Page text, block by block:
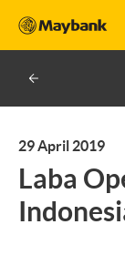
29 April 2019
Laba